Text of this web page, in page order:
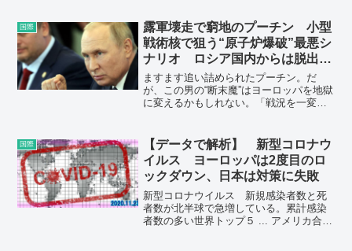
国際
露軍壊走で窮地のプーチン 小型
戦術核で狙う“原子炉爆破”最悪シ
ナリオ ロシア国内からは脱出者
が急増
ますます追い詰められたプーチン。だ
が、この男の“断末魔”はヨーロッパを地獄
に変えるかもしれない。「戦況を一変さ
ジャーナリスト・村上和巳氏）
国際
【データで解析】 新型コロナウ
イルス ヨーロッパは2度目のロ
ックダウン、日本は対策に失敗
新型コロナウイルス 新規感染者数と死
者数が北半球で急増している。累計感染
者数の多い世界トップ５ ... アメリカ合衆